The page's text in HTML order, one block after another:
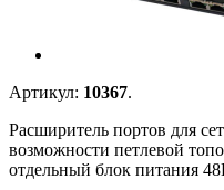
Артикул: 10367.
Расширитель портов для
возможности петлевой
отдельный блок питания